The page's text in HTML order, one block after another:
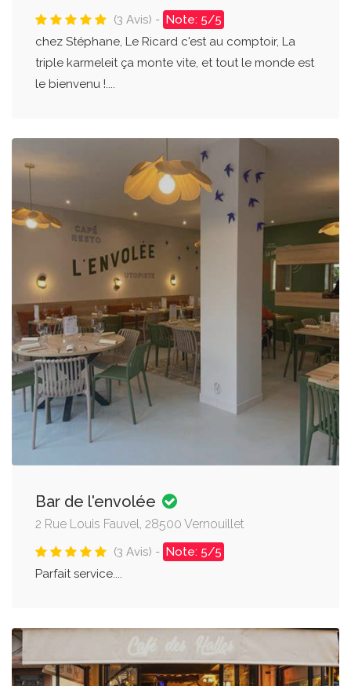
(3 Avis) - Note: 5/5
chez Stéphane, Le Ricard c'est au comptoir, La
triple karmeleit ça monte vite, et tout le monde est
le bienvenu !....
Bar de l'envolée
2 Rue Louis Fauvel, 28500 Vernouillet
(3 Avis) - Note: 5/5
Parfait service....